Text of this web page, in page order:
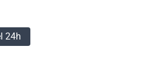
24h